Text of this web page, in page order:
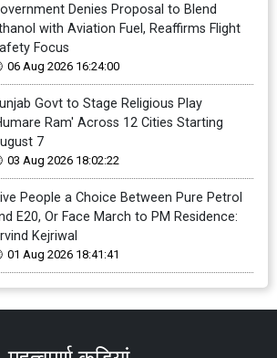
Denies Proposal to Blend
with Aviation Fuel, Reaffirms Flight
Focus
06 Aug 2026 16:24:00
Govt to Stage Religious Play
Ram' Across 12 Cities Starting
7
03 Aug 2026 18:02:22
People a Choice Between Pure Petrol
E20, Or Face March to PM Residence:
Kejriwal
01 Aug 2026 18:41:41